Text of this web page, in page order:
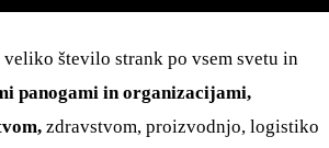
število strank po vsem svetu in
panogami in organizacijami,
zdravstvom, proizvodnjo, logistiko